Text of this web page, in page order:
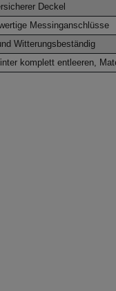
Deckel
Messinganschlüsse
Witterungsbeständig
komplett entleeren,